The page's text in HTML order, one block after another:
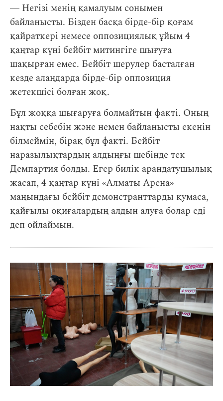
― Негізі менің қамалуым сонымен
байланысты. Бізден басқа бірде-бір қоғам
қайраткері немесе оппозициялық ұйым 4
қаңтар күні бейбіт митингіге шығуға
шақырған емес. Бейбіт шерулер басталған
кезде алаңдарда бірде-бір оппозиция
жетекшісі болған жоқ.
Бұл жоққа шығаруға болмайтын факті. Оның
нақты себебін және немен байланысты екенін
білмеймін, бірақ бұл факті. Бейбіт
наразылықтардың алдыңғы шебінде тек
Демпартия болды. Егер билік арандатушылық
жасап, 4 қаңтар күні «Алматы Арена»
маңындағы бейбіт демонстранттарды қумаса,
қайғылы оқиғалардың алдын алуға болар еді
деп ойлаймын.